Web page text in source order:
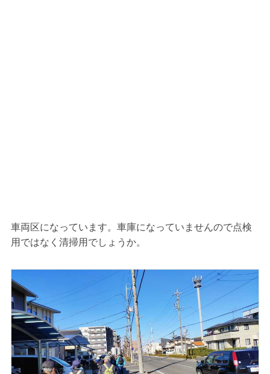
車両区になっています。車庫になっていませんので点検
用ではなく清掃用でしょうか。